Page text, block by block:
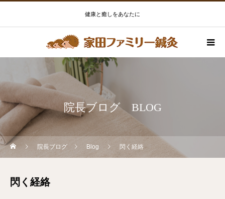
健康と癒しをあなたに
院長ブログ BLOG
院長ブログ Blog 閃く経絡
閃く経絡